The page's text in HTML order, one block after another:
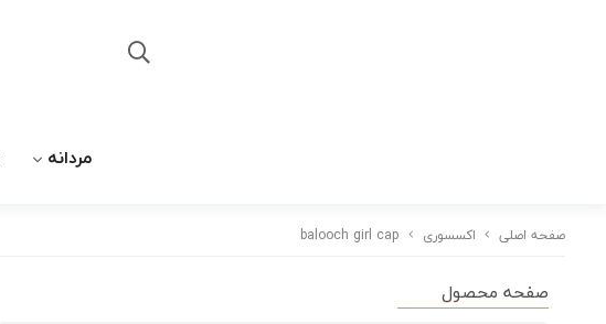
مردانه
صفحه اصلی اکسسوری
صفحه محصول